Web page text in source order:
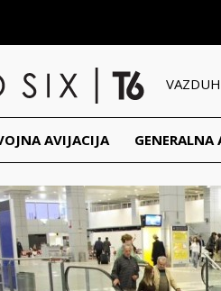
AVIJACIJA GENERALNA